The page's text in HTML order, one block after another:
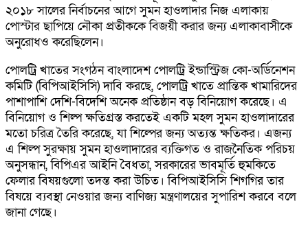
২০১৮ সালের নির্বাচনের আগে সুমন হাওলাদার নিজ এলাকায়
পোস্টার ছাপিয়ে নৌকা প্রতীককে বিজয়ী করার জন্য এলাকাবাসীকে
অনুরোধও করেছিলেন।
পোলট্রি খাতের সংগঠন বাংলাদেশ পোলট্রি ইন্ডাস্ট্রিজ কো-অর্ডিনেশন
কমিটি (বিপিআইসিসি) দাবি করছে, পোলট্রি খাতে প্রান্তিক খামারিদের
পাশাপাশি দেশি-বিদেশি অনেক প্রতিষ্ঠান বড় বিনিয়োগ করেছে। এ
বিনিয়োগ ও শিল্প ক্ষতিগ্রস্ত করতেই একটি মহল সুমন হাওলাদারের
মতো চরিত্র তৈরি করেছে, যা শিল্পের জন্য অত্যন্ত ক্ষতিকর। এজন্য
এ শিল্প সুরক্ষায় সুমন হাওলাদারের ব্যক্তিগত ও রাজনৈতিক পরিচয়
অনুসন্ধান, বিপিএর আইনি বৈধতা, সরকারের ভাবমূর্তি হুমকিতে
ফেলার বিষয়গুলো তদন্ত করা উচিত। বিপিআইসিসি শিগগির তার
বিষয়ে ব্যবস্থা নেওয়ার জন্য বাণিজ্য মন্ত্রণালয়ের সুপারিশ করবে বলে
জানা গেছে।